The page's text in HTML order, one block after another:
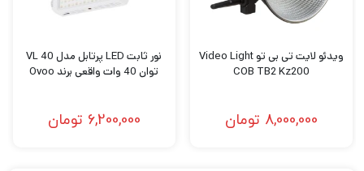
ویدئو لایت تی بی تو Video Light
COB TB2 Kz200
8,000,000 تومان
نور ثابت LED پرتابل مدل VL 40
توان 40 وات واقعی برند Ovoo
6,200,000 تومان